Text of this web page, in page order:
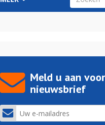
Meld u aan
nieuwsbrief